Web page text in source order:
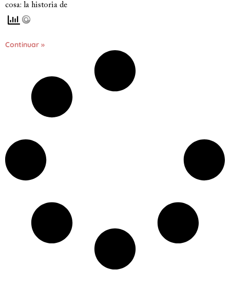
cosa: la historia de
Continuar »